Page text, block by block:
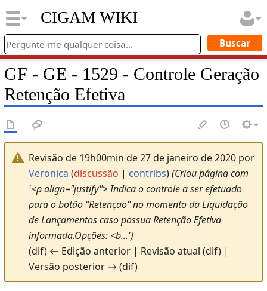
CIGAM WIKI
GF - GE - 1529 - Controle Geração
Retenção Efetiva
Revisão de 19h00min de 27 de janeiro de 2020 por
Veronica (discussão | contribs)(Criou página com
'<p align="justify"> Indica o controle a ser efetuado
para o botão "Retençao" no momento da Liquidação
de Lançamentos caso possua Retenção Efetiva
informada.Opções: <b...')
(dif) ← Edição anterior | Revisão atual (dif) |
Versão posterior → (dif)